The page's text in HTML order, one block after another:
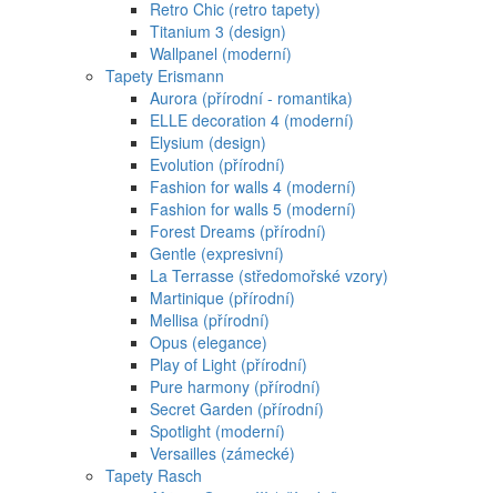
Retro Chic (retro tapety)
Titanium 3 (design)
Wallpanel (moderní)
Tapety Erismann
Aurora (přírodní - romantika)
ELLE decoration 4 (moderní)
Elysium (design)
Evolution (přírodní)
Fashion for walls 4 (moderní)
Fashion for walls 5 (moderní)
Forest Dreams (přírodní)
Gentle (expresivní)
La Terrasse (středomořské vzory)
Martinique (přírodní)
Mellisa (přírodní)
Opus (elegance)
Play of Light (přírodní)
Pure harmony (přírodní)
Secret Garden (přírodní)
Spotlight (moderní)
Versailles (zámecké)
Tapety Rasch